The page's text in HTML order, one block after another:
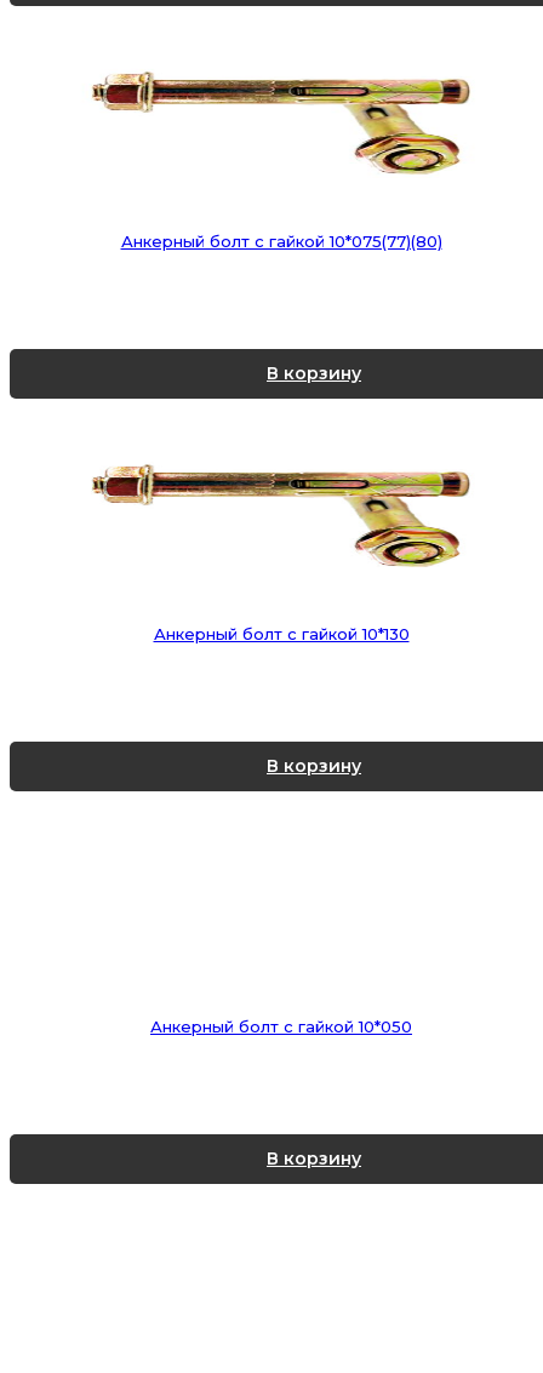
Анкерный болт с гайкой 10*075(77)(80)
В корзину
Анкерный болт с гайкой 10*130
В корзину
Анкерный болт с гайкой 10*050
В корзину